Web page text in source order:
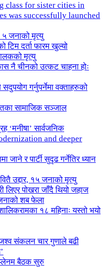
class for sister cities in
was successfully launched
५ जनाको मृत्यु
टिम दर्ता फारम खुल्यो
मृत्यु
नै चीनको उत्कट चाहना होः
गर्नुपर्नेमा वक्ताहरुको
सामाजिक सञ्जाल
‘मनीषा’ सार्वजनिक
and deeper
जाने र पार्टी सुदृढ गर्नेतिर ध्यान
उद्दार, १५ जनाको मृत्यु
लिएर पोखरा जाँदै थियो जहाज
शब फेला
१८ महिनाः यस्तो भयो
संकलन चार गुणाले बढी
प्लेनम बैठक सुरु